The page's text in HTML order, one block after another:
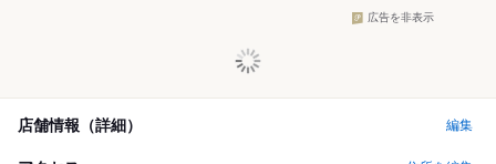
広告を非表示
店舗情報（詳細） 編集